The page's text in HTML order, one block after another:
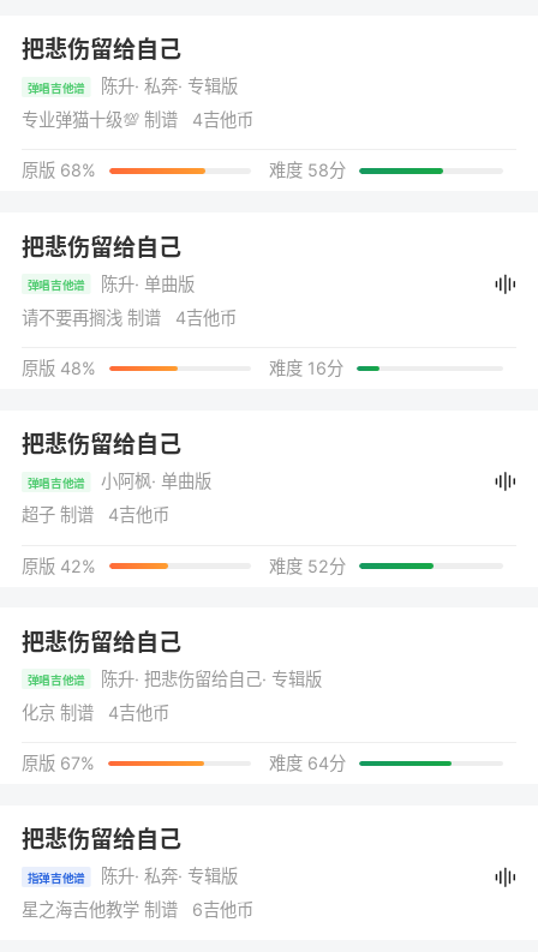
把悲伤留给自己
弹唱吉他谱 陈升· 私奔· 专辑版
专业弹猫十级💯 制谱 4吉他币
原版 68% 难度 58分
把悲伤留给自己
弹唱吉他谱 陈升· 单曲版
请不要再搁浅 制谱 4吉他币
原版 48% 难度 16分
把悲伤留给自己
弹唱吉他谱 小阿枫· 单曲版
超子 制谱 4吉他币
原版 42% 难度 52分
把悲伤留给自己
弹唱吉他谱 陈升· 把悲伤留给自己· 专辑版
化京 制谱 4吉他币
原版 67% 难度 64分
把悲伤留给自己
指弹吉他谱 陈升· 私奔· 专辑版
星之海吉他教学 制谱 6吉他币